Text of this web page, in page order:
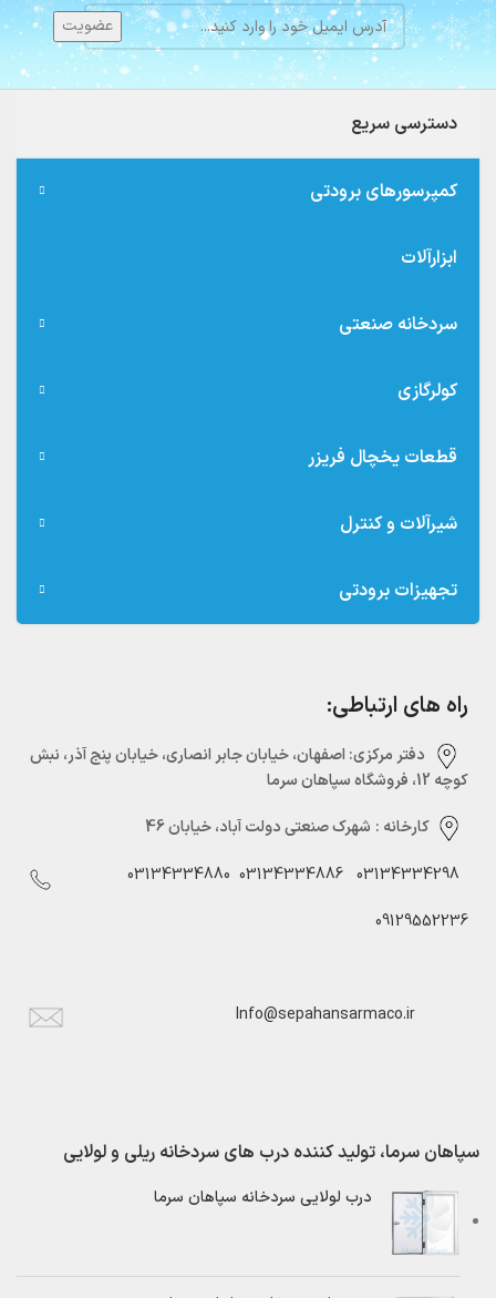
دسترسی سریع
کمپرسورهای برودتی
ابزارآلات
سردخانه صنعتی
کولرگازی
قطعات یخچال فریزر
شیرآلات و کنترل
تجهیزات برودتی
راه های ارتباطی:
دفتر مرکزی:‌ اصفهان، خیابان جابر انصاری، خیابان پنج آذر، نبش
کوچه 12، فروشگاه سپاهان سرما
کارخانه : شهرک صنعتی دولت آباد، خیابان 46
03134334298
03134334886
03134334880
09129552236
Info@sepahansarmaco.ir
سپاهان سرما، تولید کننده درب های سردخانه ریلی و لولایی
درب لولایی سردخانه سپاهان سرما